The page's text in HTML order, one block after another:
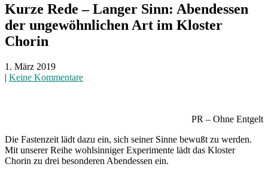
Kurze Rede – Langer Sinn: Abendessen
der ungewöhnlichen Art im Kloster
Chorin
1. März 2019
| Keine Kommentare
PR – Ohne Entgelt
Die Fastenzeit lädt dazu ein, sich seiner Sinne bewußt zu werden.
Mit unserer Reihe wohlsinniger Experimente lädt das Kloster
Chorin zu drei besonderen Abendessen ein.